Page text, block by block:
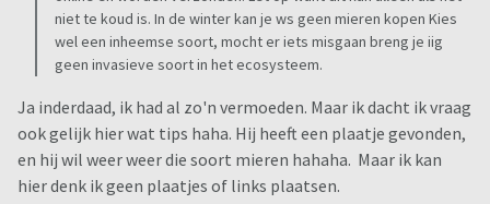
niet te koud is. In de winter kan je ws geen mieren kopen Kies
wel een inheemse soort, mocht er iets misgaan breng je iig
geen invasieve soort in het ecosysteem.
Ja inderdaad, ik had al zo'n vermoeden. Maar ik dacht ik vraag
ook gelijk hier wat tips haha. Hij heeft een plaatje gevonden,
en hij wil weer weer die soort mieren hahaha. Maar ik kan
hier denk ik geen plaatjes of links plaatsen.